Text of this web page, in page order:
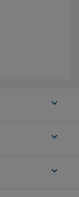
expand_more
expand_more
expand_more